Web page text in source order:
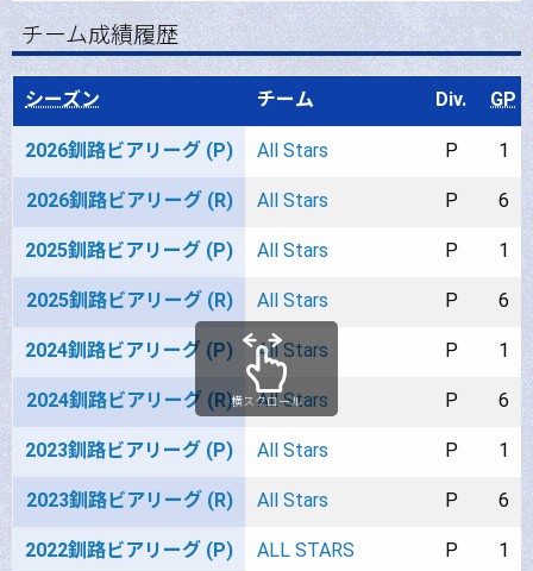
チーム成績履歴
シーズン チーム Div. GP
2026釧路ビアリーグ (P) All Stars P 1
2026釧路ビアリーグ (R) All Stars P 6
2025釧路ビアリーグ (P) All Stars P 1
2025釧路ビアリーグ (R) All Stars P 6
2024釧路ビアリーグ (P) All Stars P 1
2024釧路ビアリーグ (R) All Stars P 6
2023釧路ビアリーグ (P) All Stars P 1
2023釧路ビアリーグ (R) All Stars P 6
2022釧路ビアリーグ (P) ALL STARS P 1
横スクロール